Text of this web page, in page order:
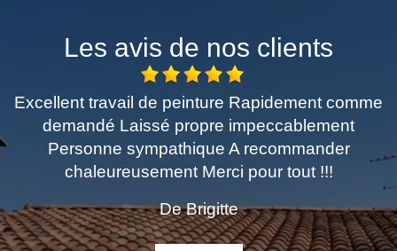
Les avis de nos clients
travail de peinture Rapidement comme
Laissé propre impeccablement
sympathique A recommander
Merci pour tout !!!
De Brigitte
Très